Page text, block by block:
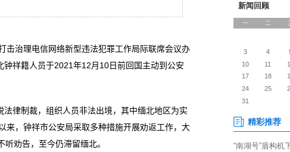
击治理电信网络新型违法犯罪工作局际联席会议办
祥籍人员于2021年12月10日前回国主动到公安
律制裁，组织人员非法出境，其中缅北地区为实
来，钟祥市公安局采取多种措施开展劝返工作，大
劝告，至今仍滞留缅北。